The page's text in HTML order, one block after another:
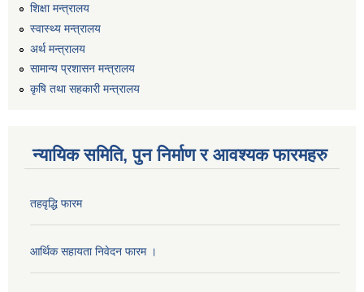
शिक्षा मन्त्रालय
स्वास्थ्य मन्त्रालय
अर्थ मन्त्रालय
सामान्य प्रशासन मन्त्रालय
कृषि तथा सहकारी मन्त्रालय
न्यायिक समिति, पुन निर्माण र आवश्यक फारमहरु
तहवृद्धि फारम
आर्थिक सहायता निवेदन फारम ।